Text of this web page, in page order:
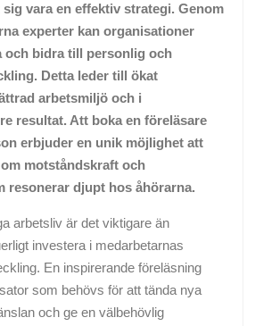
vara en effektiv strategi. Genom
experter kan organisationer
och bidra till personlig och
Detta leder till ökat
arbetsmiljö och i
resultat. Att boka en föreläsare
erbjuder en unik möjlighet att
motståndskraft och
resonerar djupt hos åhörarna.
arbetsliv är det viktigare än
investera i medarbetarnas
En inspirerande föreläsning
som behövs för att tända nya
och ge en välbehövlig